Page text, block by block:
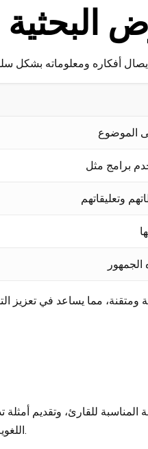
للقارئ، وتقديم أمثلة
اللغوية والإملائية، وأن تعبر عن الفكرة بشكل سلس ومفهوم.